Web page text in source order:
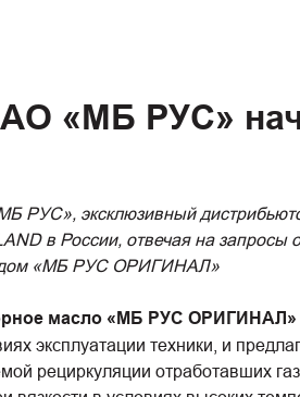
АО «МБ РУС»
РУС», эксклюзивный
в России, отвечая на запросы
«МБ РУС ОРИГИНАЛ»
масло «МБ РУС ОРИГИНАЛ»
эксплуатации техники, и
рециркуляции отработавших